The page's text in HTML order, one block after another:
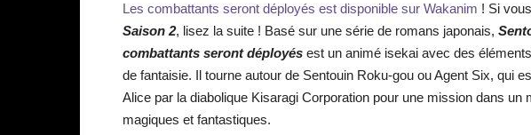
Les combattants seront déployés est disponible sur Wakanim ! Si
Saison 2, lisez la suite ! Basé sur une série de romans japonais,
combattants seront déployés est un animé isekai avec des
de fantaisie. Il tourne autour de Sentouin Roku-gou ou Agent Six, qui
Alice par la diabolique Kisaragi Corporation pour une mission dans un
magiques et fantastiques.